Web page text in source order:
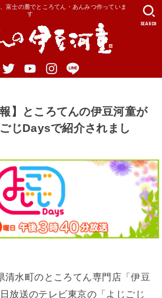
富士の麓でところてん・あんみつ作っていま
す
SEARCH
】ところてんの伊豆河童が
じDaysで紹介されまし
清水町のところてん専門店「伊豆
放送のテレビ東京の「よじごじ